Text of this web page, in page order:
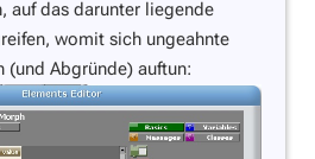
auf das darunter liegende
womit sich ungeahnte
(und Abgründe) auftun: